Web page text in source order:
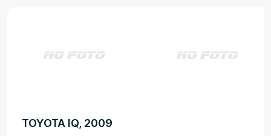
TOYOTA IQ, 2009